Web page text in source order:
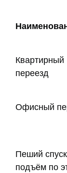
Квартирный
переезд
Офисный
Пеший
подъём по